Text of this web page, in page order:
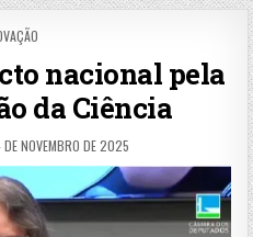
nacional pela
da Ciência
NOVEMBRO DE 2025